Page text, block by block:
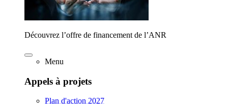
Découvrez l’offre de financement de l’ANR
Menu
Appels à projets
Plan d'action 2027